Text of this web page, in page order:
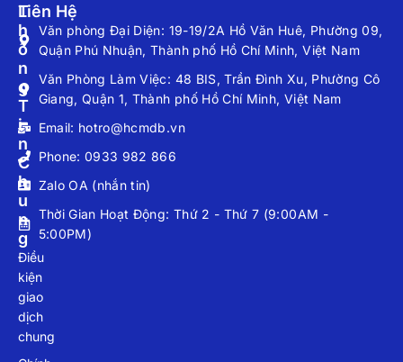
T
H
Ô
N
G
T
I
N
C
H
U
N
G
Điều
kiện
giao
dịch
chung
Liên Hệ
Văn phòng Đại Diện: 19-19/2A Hồ Văn Huê, Phường 09,
Quận Phú Nhuận, Thành phố Hồ Chí Minh, Việt Nam
Văn Phòng Làm Việc: 48 BIS, Trần Đình Xu, Phường Cô
Giang, Quận 1, Thành phố Hồ Chí Minh, Việt Nam
Email: hotro@hcmdb.vn
Phone: 0933 982 866
Zalo OA (nhắn tin)
Thời Gian Hoạt Động: Thứ 2 - Thứ 7 (9:00AM -
5:00PM)